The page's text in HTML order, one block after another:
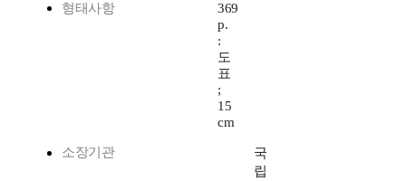
형태사항
369
p.
:
도
표
;
15
cm
소장기관
국
립